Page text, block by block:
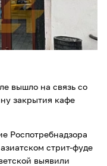
вышло на связь со
закрытия кафе
Роспотребнадзора
стрит-фуде
выявили